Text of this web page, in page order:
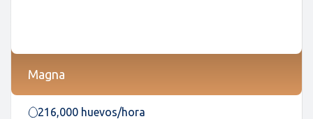
Magna
216,000 huevos/hora